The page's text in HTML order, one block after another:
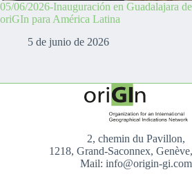
05/06/2026-Inauguración en Guadalajara
oriGIn para América Latina
5 de junio de 2026
2, chemin du Pavillon,
1218, Grand-Saconnex,
Mail: info@origin-gi.com